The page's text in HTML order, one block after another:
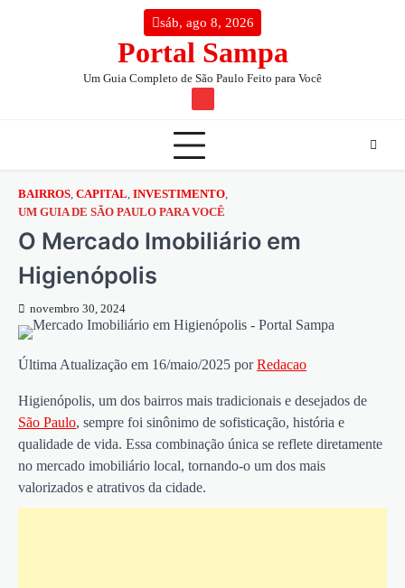
sáb, ago 8, 2026
Portal Sampa
Um Guia Completo de São Paulo Feito para Você
TW
BAIRROS, CAPITAL, INVESTIMENTO,
UM GUIA DE SÃO PAULO PARA VOCÊ
O Mercado Imobiliário em
Higienópolis
novembro 30, 2024
Última Atualização em 16/maio/2025 porRedacao
Higienópolis, um dos bairros mais tradicionais e desejados de
São Paulo, sempre foi sinônimo de sofisticação, história e
qualidade de vida. Essa combinação única se reflete diretamente
no mercado imobiliário local, tornando-o um dos mais
valorizados e atrativos da cidade.